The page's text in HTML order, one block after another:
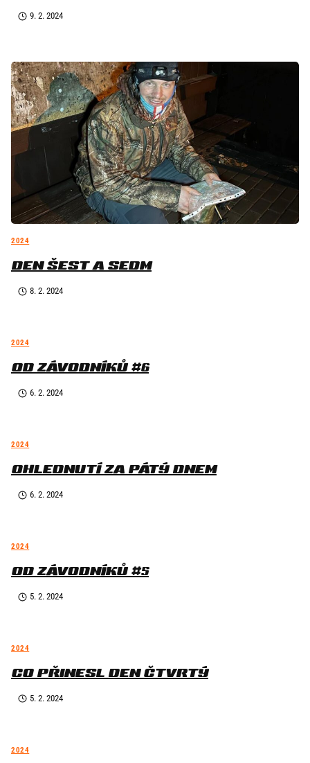
9. 2. 2024
2024
DEN ŠEST A SEDM
8. 2. 2024
2024
OD ZÁVODNÍKŮ #6
6. 2. 2024
2024
OHLEDNUTÍ ZA PÁTÝ DNEM
6. 2. 2024
2024
OD ZÁVODNÍKŮ #5
5. 2. 2024
2024
CO PŘINESL DEN ČTVRTÝ
5. 2. 2024
2024